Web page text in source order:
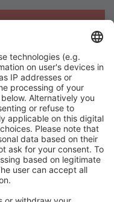
keine
Suchkriterien.